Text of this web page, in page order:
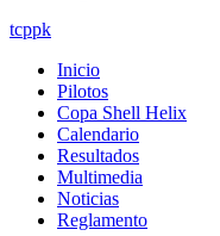
tcppk
Inicio
Pilotos
Copa Shell Helix
Calendario
Resultados
Multimedia
Noticias
Reglamento